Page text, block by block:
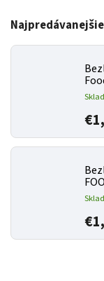
Najpredávanejšie